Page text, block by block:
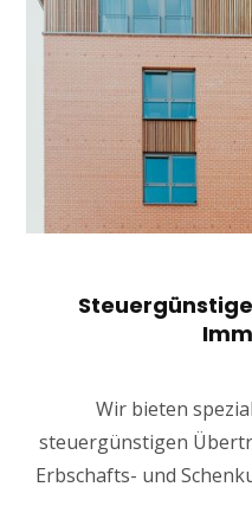
Wir bieten
steuergünstigen
Erbschafts- und